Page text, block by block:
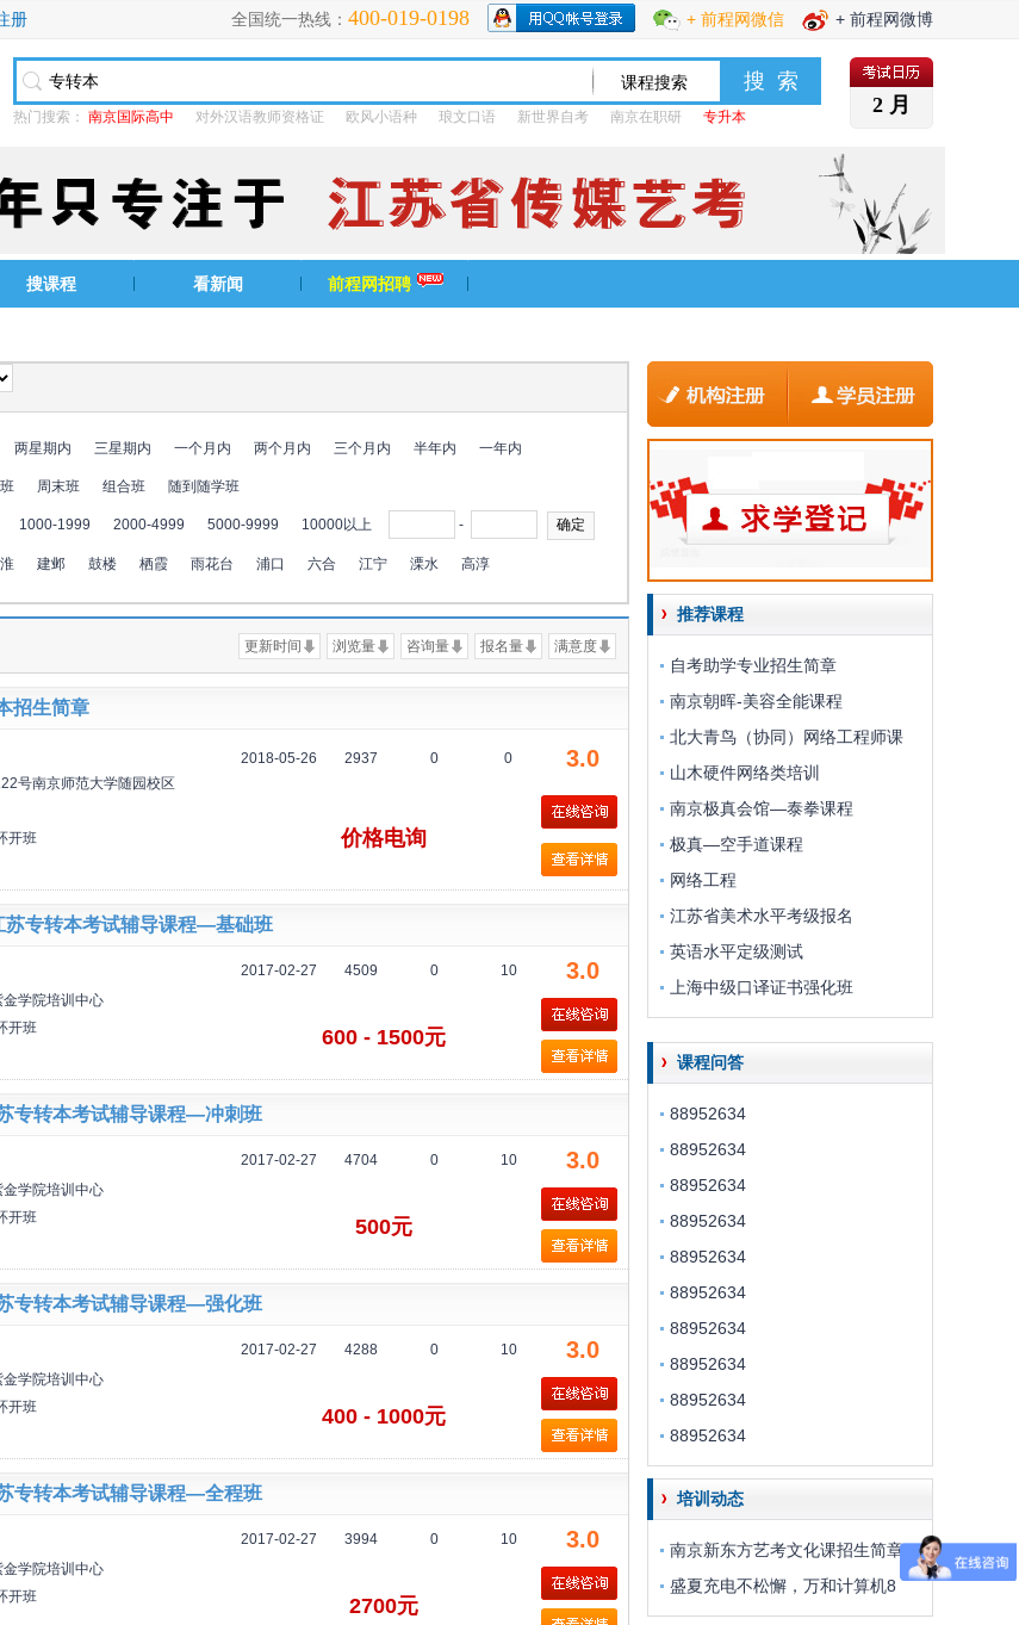
册 + 前程网微博
+ 前程网微信
全国统一热线： 400-019-0198
热门搜索： 南京国际高中 对外汉语教师资格证 欧风小语种 琅文口语 新世界自考 南京在职研 专升本 2 月
搜课程 看新闻 前程网招聘
两星期内 三星期内 一个月内 两个月内 三个月内 半年内 一年内
周末班 组合班 随到随学班
1000-1999 2000-4999 5000-9999 10000以上 -
建邺 鼓楼 栖霞 雨花台 浦口 六合 江宁 溧水 高淳
满意度
报名量
咨询量
浏览量
更新时间
招生简章
号南京师范大学随园校区
开班
2018-05-26 2937 0 0 3.0
价格电询
苏专转本考试辅导课程—基础班
学院培训中心
开班
2017-02-27 4509 0 10 3.0
600 - 1500元
专转本考试辅导课程—冲刺班
学院培训中心
开班
2017-02-27 4704 0 10 3.0
500元
专转本考试辅导课程—强化班
学院培训中心
开班
2017-02-27 4288 0 10 3.0
400 - 1000元
专转本考试辅导课程—全程班
学院培训中心
开班
2017-02-27 3994 0 10 3.0
2700元
推荐课程
自考助学专业招生简章
南京朝晖-美容全能课程
北大青鸟（协同）网络工程师课
山木硬件网络类培训
南京极真会馆—泰拳课程
极真—空手道课程
网络工程
江苏省美术水平考级报名
英语水平定级测试
上海中级口译证书强化班
课程问答
88952634
88952634
88952634
88952634
88952634
88952634
88952634
88952634
88952634
88952634
培训动态
南京新东方艺考文化课招生简章
盛夏充电不松懈，万和计算机8